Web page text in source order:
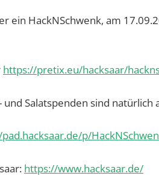
ein HackNSchwenk, am
https://pretix.eu/hacksaar/
Salatspenden sind natürlich
p/
https://www.hacksaar.de/